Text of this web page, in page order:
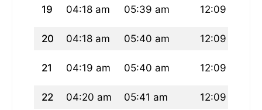
19 04:18 am 05:39 am 12:09 pm
20 04:18 am 05:40 am 12:09 pm
21 04:19 am 05:40 am 12:09 pm
22 04:20 am 05:41 am 12:09 pm